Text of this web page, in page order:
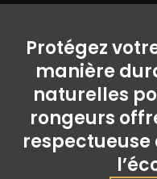
Protégez
manière
naturelles
rongeurs
respectueuse